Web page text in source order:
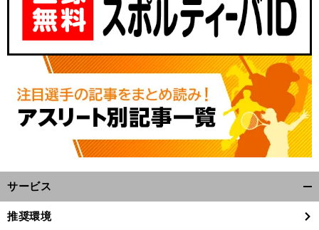
サービス
閉
推奨環境